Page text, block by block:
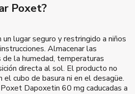
Poxet?
lugar seguro y restringido a niños
Almacenar las
la humedad, temperaturas
directa al sol. El producto no
el cubo de basura ni en el desagüe.
Dapoxetin 60 mg caducadas a